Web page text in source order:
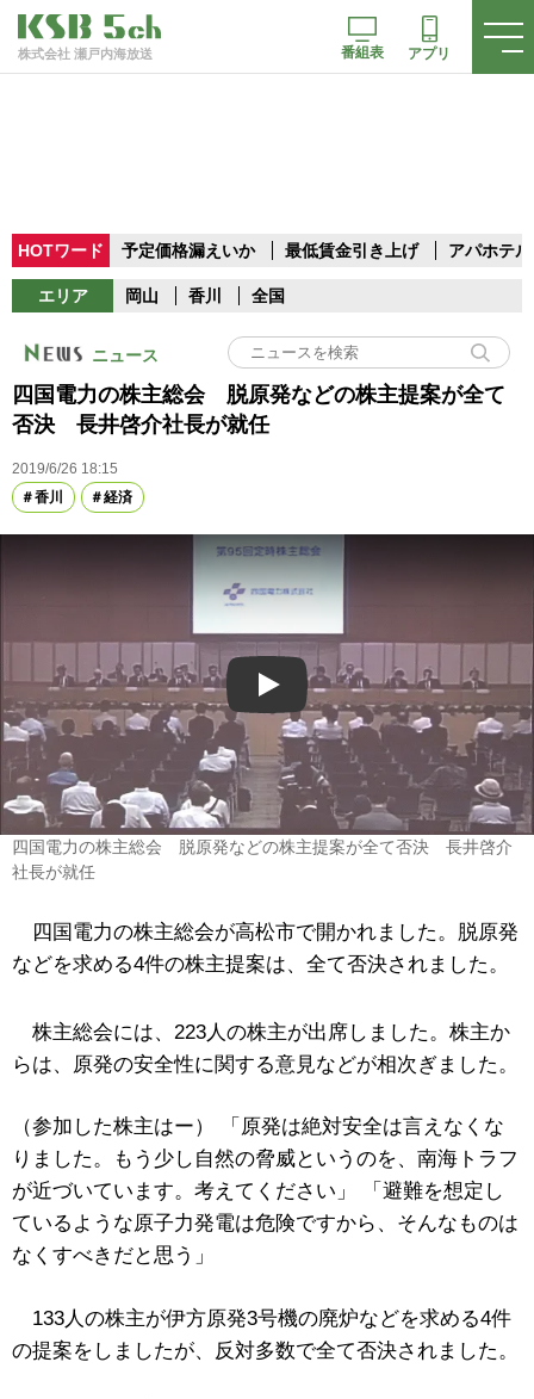
株式会社 瀬戸内海放送 番組表 アプリ
HOTワード 予定価格漏えいか 最低賃金引き上げ アパホテル
エリア 岡山 香川 全国
ニュース
四国電力の株主総会 脱原発などの株主提案が全て
否決 長井啓介社長が就任
2019/6/26 18:15
香川
経済
Play
四国電力の株主総会 脱原発などの株主提案が全て否決 長井啓介
社長が就任
四国電力の株主総会が高松市で開かれました。脱原発
などを求める4件の株主提案は、全て否決されました。
株主総会には、223人の株主が出席しました。株主か
らは、原発の安全性に関する意見などが相次ぎました。
（参加した株主はー） 「原発は絶対安全は言えなくな
りました。もう少し自然の脅威というのを、南海トラフ
が近づいています。考えてください」 「避難を想定し
ているような原子力発電は危険ですから、そんなものは
なくすべきだと思う」
133人の株主が伊方原発3号機の廃炉などを求める4件
の提案をしましたが、反対多数で全て否決されました。